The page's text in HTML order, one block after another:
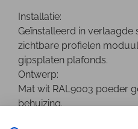
Installatie:
Geïnstalleerd in
zichtbare profielen
gipsplaten plafonds.
Ontwerp:
Mat wit RAL9003 poeder
behuizing.